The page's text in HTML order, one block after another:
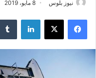
نيوز بلوس 8 مايو، 2019
فيسبوك X لينكدإن